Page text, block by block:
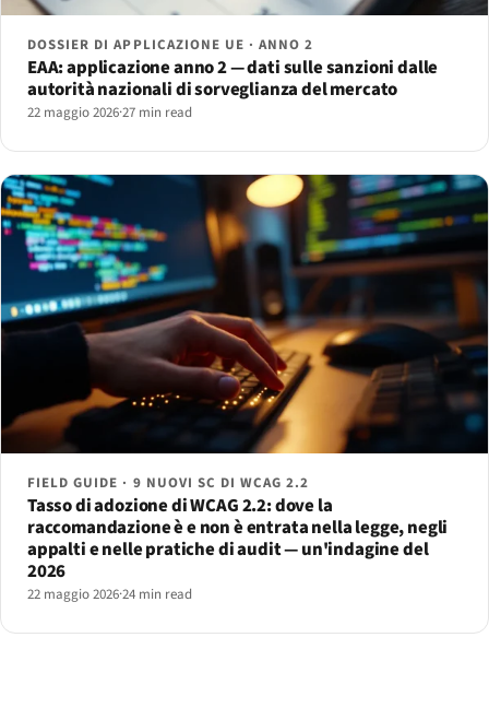
DOSSIER DI APPLICAZIONE UE · ANNO 2
EAA: applicazione anno 2 — dati sulle sanzioni dalle
autorità nazionali di sorveglianza del mercato
22 maggio 2026·27 min read
FIELD GUIDE · 9 NUOVI SC DI WCAG 2.2
Tasso di adozione di WCAG 2.2: dove la
raccomandazione è e non è entrata nella legge, negli
appalti e nelle pratiche di audit — un'indagine del
2026
22 maggio 2026·24 min read